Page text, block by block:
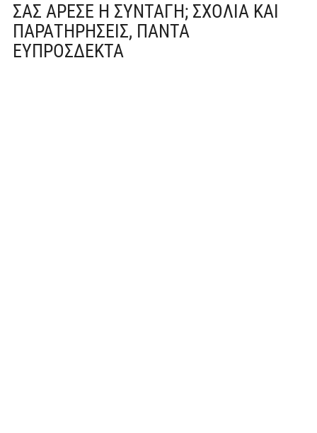
ΣΑΣ ΆΡΕΣΕ Η ΣΥΝΤΑΓΉ; ΣΧΌΛΙΑ ΚΑΙ
ΠΑΡΑΤΗΡΉΣΕΙΣ, ΠΆΝΤΑ
ΕΥΠΡΌΣΔΕΚΤΑ